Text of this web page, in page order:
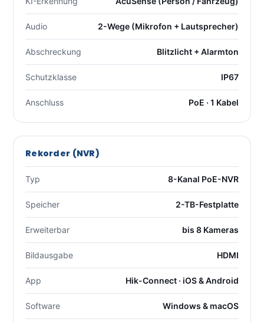
Audio 2-Wege (Mikrofon + Lautsprecher)
Abschreckung Blitzlicht + Alarmton
Schutzklasse IP67
Anschluss PoE · 1 Kabel
Rekorder (NVR)
Typ 8-Kanal PoE-NVR
Speicher 2-TB-Festplatte
Erweiterbar bis 8 Kameras
Bildausgabe HDMI
App Hik-Connect · iOS & Android
Software Windows & macOS